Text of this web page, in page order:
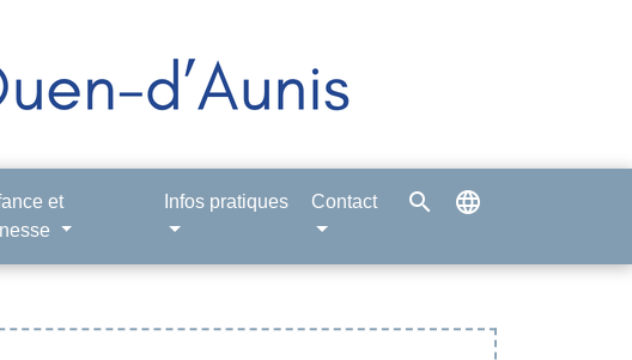
et
Infos pratiques Contact search language